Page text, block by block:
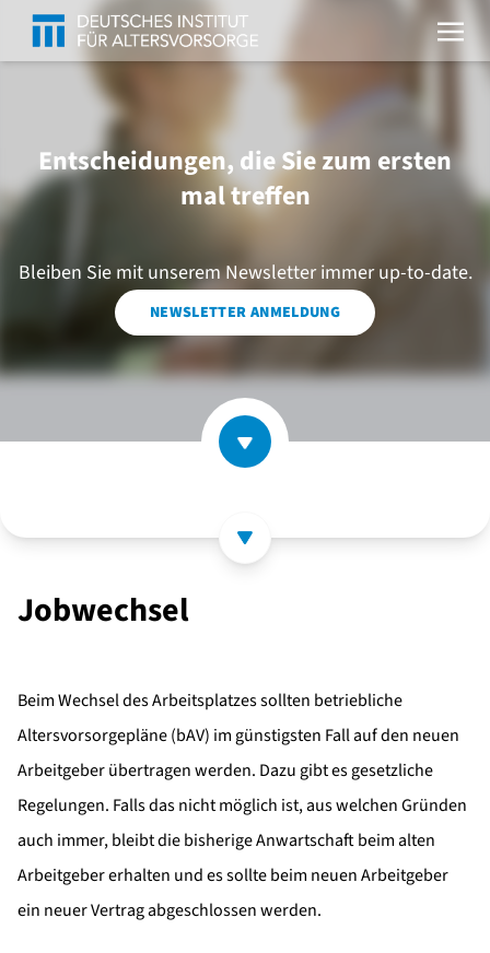
Entscheidungen, die Sie zum ersten
mal treffen
Bleiben Sie mit unserem Newsletter immer up-to-date.
NEWSLETTER ANMELDUNG
Jobwechsel
Beim Wechsel des Arbeitsplatzes sollten betriebliche
Altersvorsorgepläne (bAV) im günstigsten Fall auf den neuen
Arbeitgeber übertragen werden. Dazu gibt es gesetzliche
Regelungen. Falls das nicht möglich ist, aus welchen Gründen
auch immer, bleibt die bisherige Anwartschaft beim alten
Arbeitgeber erhalten und es sollte beim neuen Arbeitgeber
ein neuer Vertrag abgeschlossen werden.